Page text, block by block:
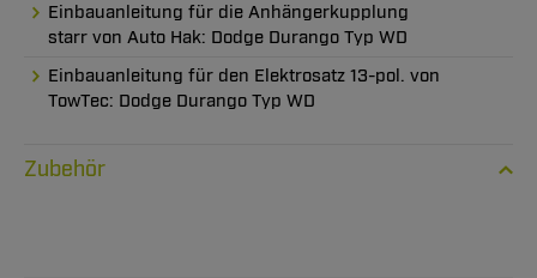
Einbauanleitung für die Anhängerkupplung
starr von Auto Hak: Dodge Durango Typ WD
Einbauanleitung für den Elektrosatz 13-pol. von
TowTec: Dodge Durango Typ WD
Zubehör